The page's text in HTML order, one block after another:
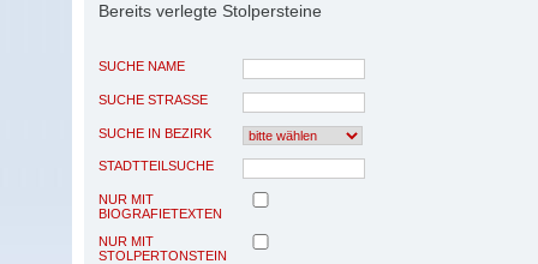
Bereits verlegte Stolpersteine
SUCHE NAME
SUCHE STRASSE
SUCHE IN BEZIRK
STADTTEILSUCHE
NUR MIT
BIOGRAFIETEXTEN
NUR MIT
STOLPERTONSTEIN